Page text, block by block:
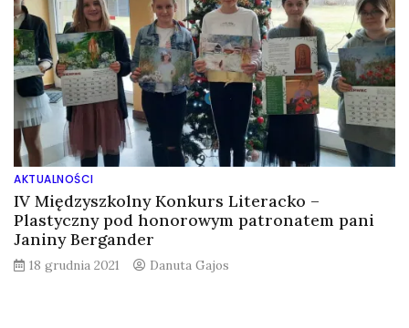
AKTUALNOŚCI
IV Międzyszkolny Konkurs Literacko –
Plastyczny pod honorowym patronatem pani
Janiny Bergander
18 grudnia 2021 Danuta Gajos